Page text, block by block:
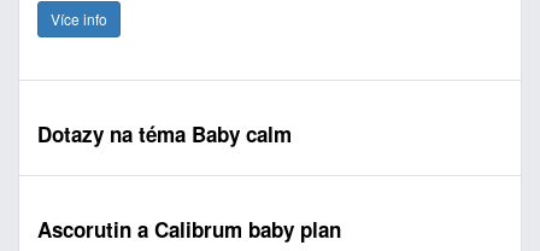
Více info
Dotazy na téma Baby calm
Ascorutin a Calibrum baby plan